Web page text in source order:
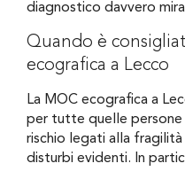
diagnostico davvero
Quando è
ecografica a Lecco
La MOC ecografica a
per tutte quelle
rischio legati alla fragilità
disturbi evidenti. In